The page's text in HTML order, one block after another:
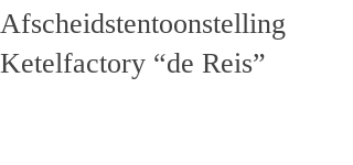
Afscheidstentoonstelling
Ketelfactory “de Reis”